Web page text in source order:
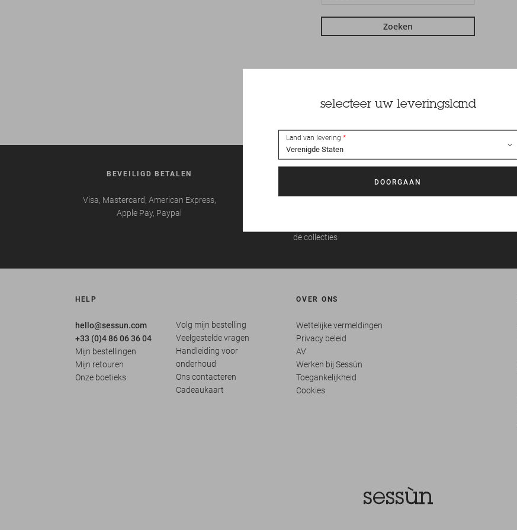
Zoeken
BEVEILIGD BETALEN
Visa, Mastercard, American Express,
Apple Pay, Paypal
de collecties
HELP
hello@sessun.com
+33 (0)4 86 06 36 04
Mijn bestellingen
Mijn retouren
Onze boetieks
Volg mijn bestelling
Veelgestelde vragen
Handleiding voor
onderhoud
Ons contacteren
Cadeaukaart
OVER ONS
Wettelijke vermeldingen
Privacy beleid
AV
Werken bij Sessùn
Toegankelijkheid
Cookies
selecteer uw leveringsland
Land van levering